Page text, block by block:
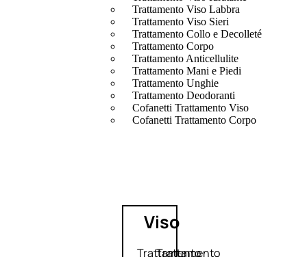
Trattamento Viso Labbra
Trattamento Viso Sieri
Trattamento Collo e Decolleté
Trattamento Corpo
Trattamento Anticellulite
Trattamento Mani e Piedi
Trattamento Unghie
Trattamento Deodoranti
Cofanetti Trattamento Viso
Cofanetti Trattamento Corpo
Viso
Trattamento
Trattamento